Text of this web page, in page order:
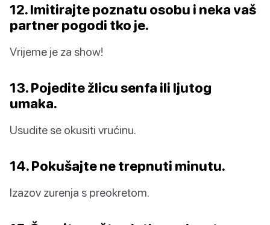
12. Imitirajte poznatu osobu i neka vaš
partner pogodi tko je.
Vrijeme je za show!
13. Pojedite žlicu senfa ili ljutog
umaka.
Usudite se okusiti vrućinu.
14. Pokušajte ne trepnuti minutu.
Izazov zurenja s preokretom.